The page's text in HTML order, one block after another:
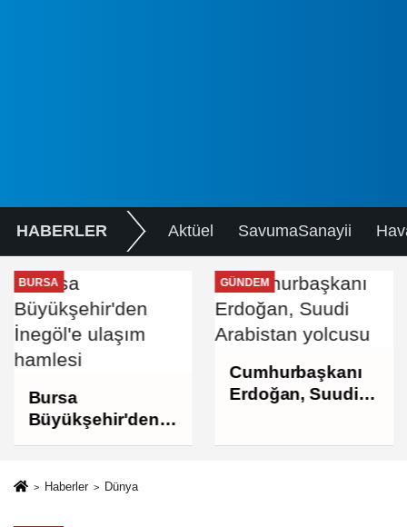
HABERLER Aktüel SavumaSanayii
BURSA
Bursa
Büyükşehir'den
İnegöl'e ulaşım
GÜNDEM
Cumhurbaşkanı
Erdoğan, Suudi
Haberler Dünya